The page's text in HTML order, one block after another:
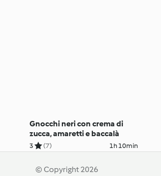
Gnocchi neri con crema di
zucca, amaretti e baccalà
3 (7) 1h 10min
© Copyright 2026